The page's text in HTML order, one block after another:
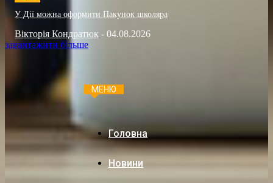
У Дії можна оформити Пакунок школяра
Вікторія Кондратюк - 04.08.2026
завантажити більше
МЕНЮ
Головна
Новини